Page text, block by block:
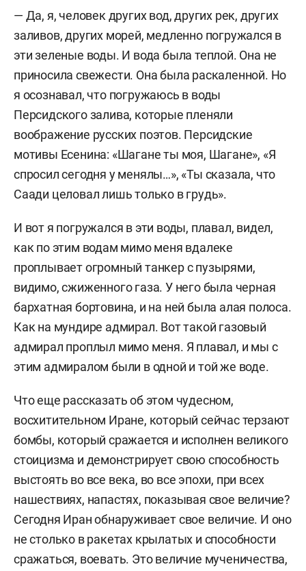
— Да, я, человек других вод, других рек, других
заливов, других морей, медленно погружался в
эти зеленые воды. И вода была теплой. Она не
приносила свежести. Она была раскаленной. Но
я осознавал, что погружаюсь в воды
Персидского залива, которые пленяли
воображение русских поэтов. Персидские
мотивы Есенина: «Шагане ты моя, Шагане», «Я
спросил сегодня у менялы…», «Ты сказала, что
Саади целовал лишь только в грудь».
И вот я погружался в эти воды, плавал, видел,
как по этим водам мимо меня вдалеке
проплывает огромный танкер с пузырями,
видимо, сжиженного газа. У него была черная
бархатная бортовина, и на ней была алая полоса.
Как на мундире адмирал. Вот такой газовый
адмирал проплыл мимо меня. Я плавал, и мы с
этим адмиралом были в одной и той же воде.
Что еще рассказать об этом чудесном,
восхитительном Иране, который сейчас терзают
бомбы, который сражается и исполнен великого
стоицизма и демонстрирует свою способность
выстоять во все века, во все эпохи, при всех
нашествиях, напастях, показывая свое величие?
Сегодня Иран обнаруживает свое величие. И оно
не столько в ракетах крылатых и способности
сражаться, воевать. Это величие мученичества,